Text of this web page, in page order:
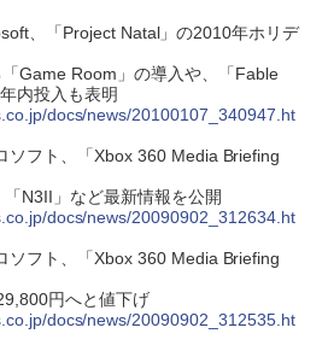
、「Project Natal」の2010年ホリデ
Game Room」の導入や、「Fable
内投入も表明
docs/news/20100107_340947.ht
ソフト、「Xbox 360 Media Briefing
「N3II」など最新情報を公開
docs/news/20090902_312634.ht
ソフト、「Xbox 360 Media Briefing
円へと値下げ
docs/news/20090902_312535.ht